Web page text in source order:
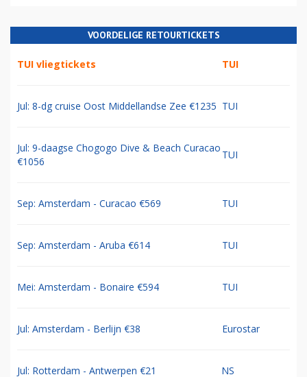
VOORDELIGE RETOURTICKETS
TUI vliegtickets TUI
Jul: 8-dg cruise Oost Middellandse Zee €1235 TUI
Jul: 9-daagse Chogogo Dive & Beach Curacao
€1056
TUI
Sep: Amsterdam - Curacao €569 TUI
Sep: Amsterdam - Aruba €614 TUI
Mei: Amsterdam - Bonaire €594 TUI
Jul: Amsterdam - Berlijn €38 Eurostar
Jul: Rotterdam - Antwerpen €21 NS